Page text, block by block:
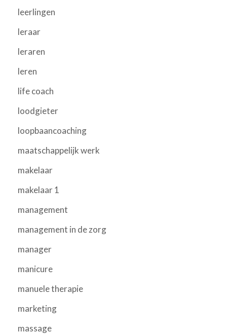
leerlingen
leraar
leraren
leren
life coach
loodgieter
loopbaancoaching
maatschappelijk werk
makelaar
makelaar 1
management
management in de zorg
manager
manicure
manuele therapie
marketing
massage